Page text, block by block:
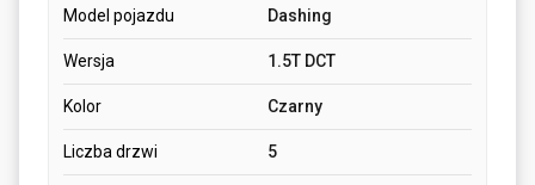
Model pojazdu Dashing
Wersja 1.5T DCT
Kolor Czarny
Liczba drzwi 5